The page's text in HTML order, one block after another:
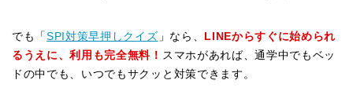
でも「SPI対策早押しクイズ 」なら、
LINEからすぐに始められ
るうえに、利用も完全無料！ スマホがあれば、通学中でもベッ
ドの中でも、いつでもサクッと対策できます。